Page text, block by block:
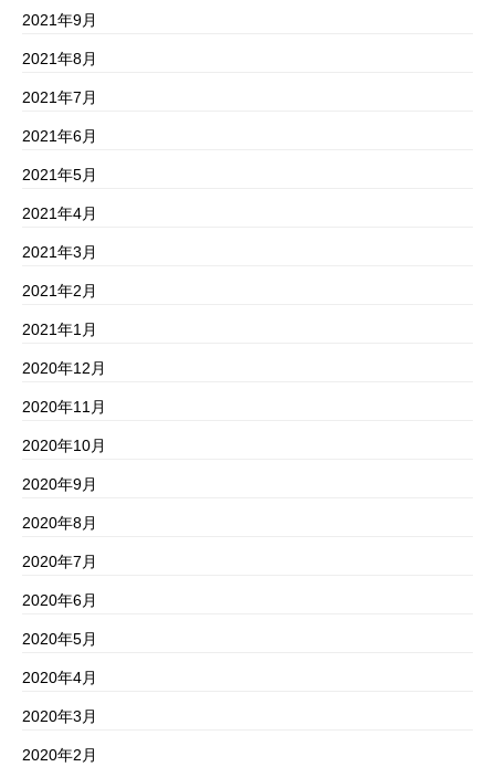
2021年9月
2021年8月
2021年7月
2021年6月
2021年5月
2021年4月
2021年3月
2021年2月
2021年1月
2020年12月
2020年11月
2020年10月
2020年9月
2020年8月
2020年7月
2020年6月
2020年5月
2020年4月
2020年3月
2020年2月